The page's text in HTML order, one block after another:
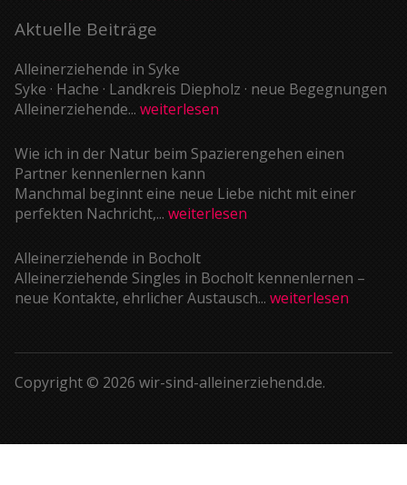
Aktuelle Beiträge
Alleinerziehende in Syke
Syke · Hache · Landkreis Diepholz · neue Begegnungen
Alleinerziehende... weiterlesen
Wie ich in der Natur beim Spazierengehen einen
Partner kennenlernen kann
Manchmal beginnt eine neue Liebe nicht mit einer
perfekten Nachricht,... weiterlesen
Alleinerziehende in Bocholt
Alleinerziehende Singles in Bocholt kennenlernen –
neue Kontakte, ehrlicher Austausch... weiterlesen
Copyright © 2026 wir-sind-alleinerziehend.de.